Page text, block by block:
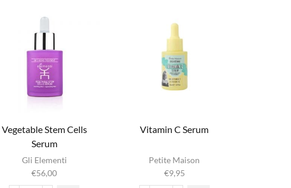
Vegetable Stem Cells
Serum
Gli Elementi
€56,00
Vitamin C Serum
Petite Maison
€9,95